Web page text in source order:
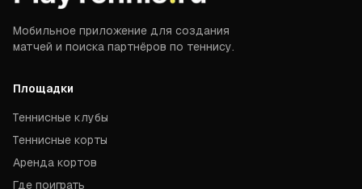
Мобильное приложение для создания
матчей и поиска партнёров по теннису.
Площадки
Теннисные клубы
Теннисные корты
Аренда кортов
Где поиграть